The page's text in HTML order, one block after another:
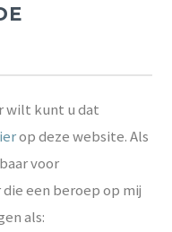
wilt kunt u dat
op deze website. Als
voor
een beroep op mij
als: